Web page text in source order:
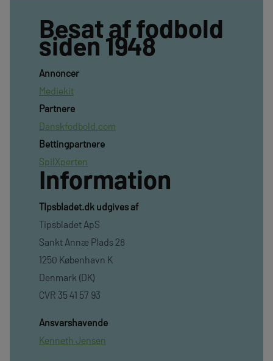
Besat af fodbold
siden 1948
Annoncer
Mediekit
Partnere
Danskfodbold.com
Bettingpartnere
SpilXperten
Information
TIpsbladet.dk udgives af
Tipsbladet ApS
Sankt Annæ Plads 28
1250 København K
Denmark (DK)
CVR 35 41 57 93
Ansvarshavende
Kenneth Jensen